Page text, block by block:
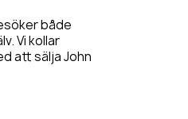
både
Vi kollar
att sälja John